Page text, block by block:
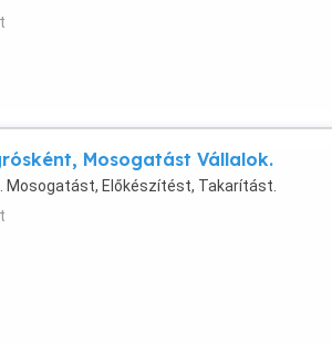
György ...
Mosogatást Vállalok.
Mosogatást, Előkészítést, Takarítást.